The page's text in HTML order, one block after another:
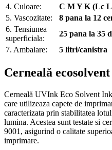
4. Culoare:
C M Y K (Lc
5. Vascozitate:
8 pana la 12
6. Tensiunea
superficiala:
25 pana la 35
7. Ambalare:
5 litri/canistra
Cerneală ecosolvent
Cerneală UVInk Eco Solvent
care utilizeaza capete de
caracterizata prin stabilitatea
lumina. Acestea sunt testate si
9001, asigurind o calitate
imprimare.